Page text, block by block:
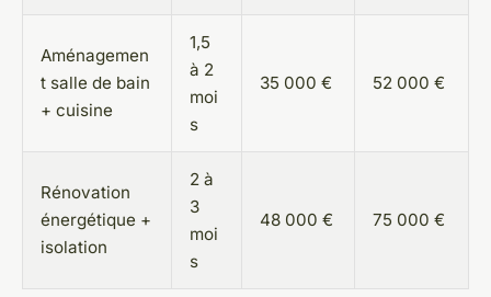
Aménagemen
t salle de bain
+ cuisine
1,5
à 2
moi
s
35 000 € 52 000 €
Rénovation
énergétique +
isolation
2 à
3
moi
s
48 000 € 75 000 €